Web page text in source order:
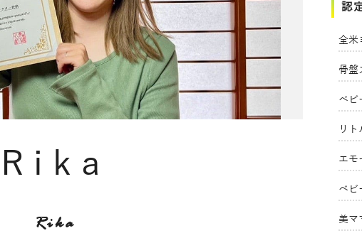
Rika
Rika
認
全米
骨盤
ベビ
リ
エモ
ベビ
美マ